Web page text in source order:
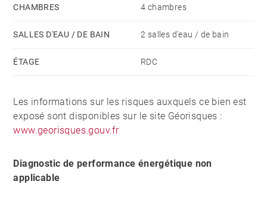
CHAMBRES 4 chambres
SALLES D'EAU / DE BAIN 2 salles d'eau / de bain
ÉTAGE RDC
Les informations sur les risques auxquels ce bien est
exposé sont disponibles sur le site Géorisques :
www.georisques.gouv.fr
Diagnostic de performance énergétique non
applicable